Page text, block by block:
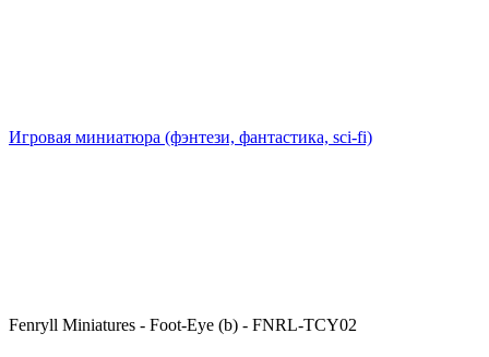
Игровая миниатюра (фэнтези, фантастика, sci-fi)
Fenryll Miniatures - Foot-Eye (b) - FNRL-TCY02